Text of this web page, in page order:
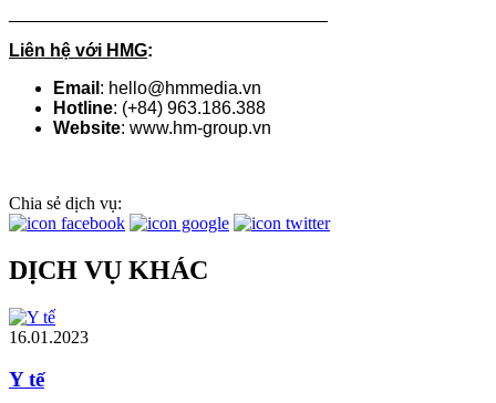
Liên hệ với HMG:
Email : hello@hmmedia.vn
Hotline: (+84) 963.186.388
Website: www.hm-group.vn
Chia sẻ dịch vụ:
DỊCH VỤ KHÁC
16.01.2023
Y tế